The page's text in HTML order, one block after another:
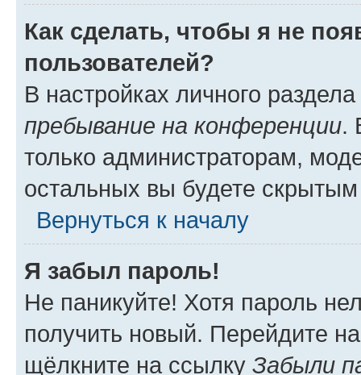
Как сделать, чтобы я не
пользователей?
В настройках личного
пребывание на конференции.
только администраторам,
остальных вы будете
Вернуться к началу
Я забыл пароль!
Не паникуйте! Хотя пароль
получить новый. Перейдите
щёлкните на ссылку Забыли